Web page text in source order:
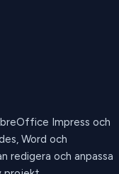
Impress och
Word och
redigera och anpassa